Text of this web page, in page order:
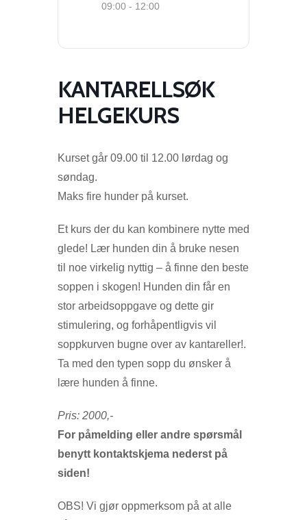
09:00 - 12:00
KANTARELLSØK
HELGEKURS
Kurset går 09.00 til 12.00 lørdag og
søndag.
Maks fire hunder på kurset.
Et kurs der du kan kombinere nytte med
glede! Lær hunden din å bruke nesen
til noe virkelig nyttig – å finne den beste
soppen i skogen! Hunden din får en
stor arbeidsoppgave og dette gir
stimulering, og forhåpentligvis vil
soppkurven bugne over av kantareller!.
Ta med den typen sopp du ønsker å
lære hunden å finne.
Pris: 2000,-
For påmelding eller andre spørsmål
benytt kontaktskjema nederst på
siden!
OBS! Vi gjør oppmerksom på at alle